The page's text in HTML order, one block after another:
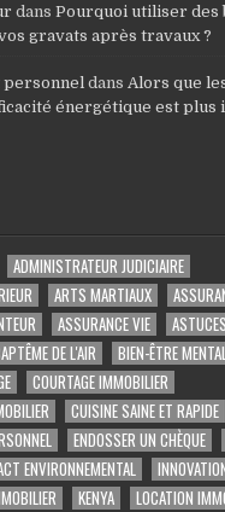
dansPourquoi utiliser des
gravats après travaux ?
dans Alors que
énergétique est plus
ADMINISTRATEUR JUDICIAIRE
ARTS MARTIAUX
ASSURANCE VIE
DE L'AIR
BIEN-ÊTRE MENTAL
COURTAGE IMMOBILIER
CUISINE SAINE ET RAPIDE
ENDOSSER UN CHÈQUE
ENVIRONNEMENTAL
KENYA
LOCATION